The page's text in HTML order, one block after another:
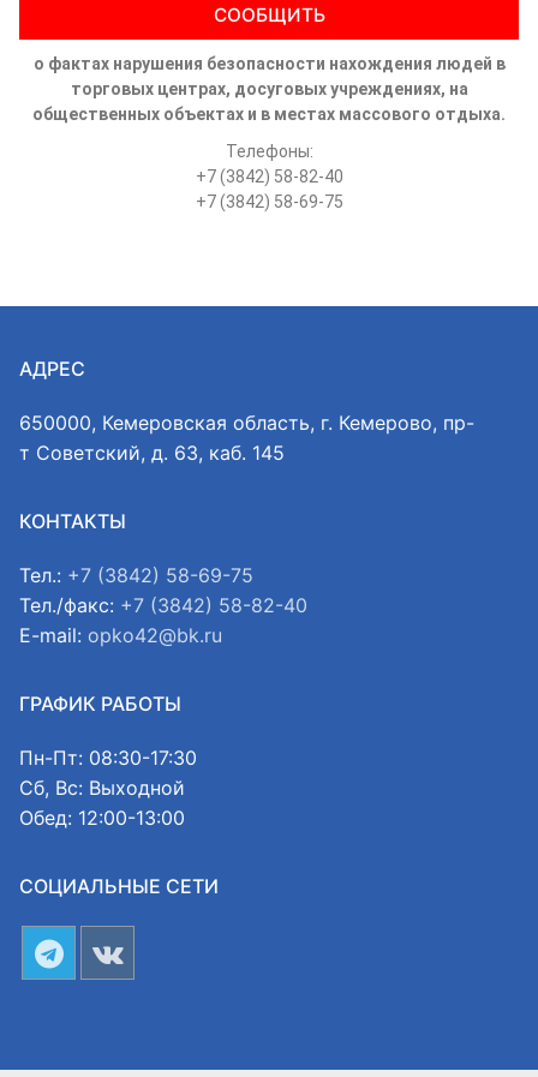
СООБЩИТЬ
о фактах нарушения безопасности нахождения людей в
торговых центрах, досуговых учреждениях, на
общественных объектах и в местах массового отдыха.
Телефоны:
+7 (3842) 58-82-40
+7 (3842) 58-69-75
АДРЕС
650000, Кемеровская область, г. Кемерово, пр-
т Советский, д. 63, каб. 145
КОНТАКТЫ
Тел.: +7 (3842) 58-69-75
Тел./факс: +7 (3842) 58-82-40
E-mail: opko42@bk.ru
ГРАФИК РАБОТЫ
Пн-Пт: 08:30-17:30
Сб, Вс: Выходной
Обед: 12:00-13:00
СОЦИАЛЬНЫЕ СЕТИ